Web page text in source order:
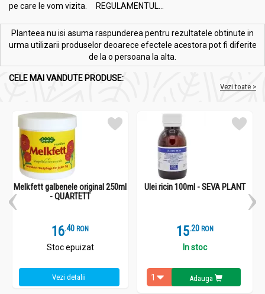
pe care le vom vizita. REGULAMENTUL...
Planteea nu isi asuma raspunderea pentru rezultatele obtinute in
urma utilizarii produselor deoarece efectele acestora pot fi diferite
de la o persoana la alta.
CELE MAI VANDUTE PRODUSE:
Vezi toate >
Melkfett galbenele original 250ml
- QUARTETT
16.4 RON
Stoc epuizat
Vezi detalii
Ulei ricin 100ml - SEVA PLANT
15.2 RON
In stoc
Adauga